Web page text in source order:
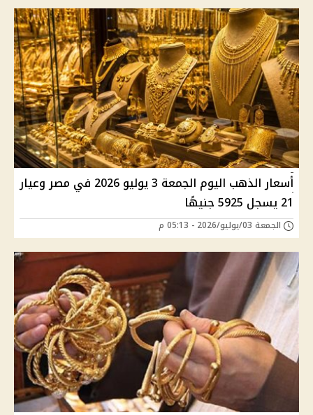
أسعار الذهب اليوم الجمعة 3 يوليو 2026 في مصر وعيار
21 يسجل 5925 جنيهًا
الجمعة 03/يوليو/2026 - 05:13 م